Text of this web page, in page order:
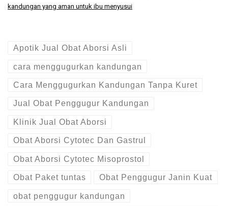
kandungan yang aman untuk ibu menyusui
Apotik Jual Obat Aborsi Asli
cara menggugurkan kandungan
Cara Menggugurkan Kandungan Tanpa Kuret
Jual Obat Penggugur Kandungan
Klinik Jual Obat Aborsi
Obat Aborsi Cytotec Dan Gastrul
Obat Aborsi Cytotec Misoprostol
Obat Paket tuntas Obat Penggugur Janin Kuat
obat penggugur kandungan